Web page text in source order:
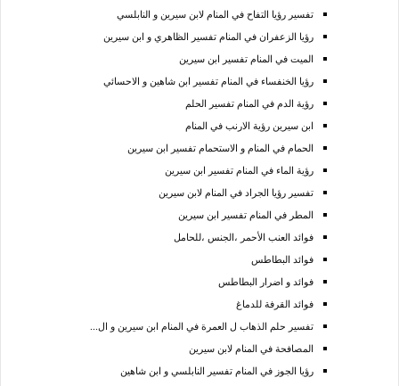
تفسير رؤيا التفاح في المنام لابن سيرين و النابلسي
رؤيا الزعفران في المنام تفسير الظاهري و ابن سيرين
الميت في المنام تفسير ابن سيرين
رؤيا الخنفساء في المنام تفسير ابن شاهين و الاحسائي
رؤية الدم في المنام تفسير الحلم
ابن سيرين رؤية الارنب في المنام
الحمام في المنام و الاستحمام تفسير ابن سيرين
رؤية الماء في المنام تفسير ابن سيرين
تفسير رؤيا الجراد في المنام لابن سيرين
المطر في المنام تفسير ابن سيرين
فوائد العنب الأحمر ،الجنس ،للحامل
فوائد البطاطس
فوائد و اضرار البطاطس
فوائد القرفة للدماغ
تفسير حلم الذهاب ل العمرة في المنام ابن سيرين و ال...
المصافحة في المنام لابن سيرين
رؤيا الجوز في المنام تفسير النابلسي و ابن شاهين